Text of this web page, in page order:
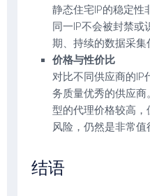
静态住宅IP的稳定性
同一IP不会被封禁或
期、持续的数据采集
价格与性价比
对比不同供应商的IP
务质量优秀的供应
型的代理价格较高
风险，仍然是非常值
结语